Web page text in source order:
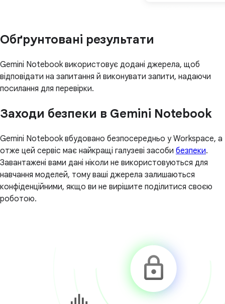
Обґрунтовані результати
Gemini Notebook використовує додані джерела, щоб
відповідати на запитання й виконувати запити, надаючи
посилання для перевірки.
Заходи безпеки в Gemini Notebook
Gemini Notebook вбудовано безпосередньо у Workspace, а
отже цей сервіс має найкращі галузеві засоби безпеки.
Завантажені вами дані ніколи не використовуються для
навчання моделей, тому ваші джерела залишаються
конфіденційними, якщо ви не вирішите поділитися своєю
роботою.